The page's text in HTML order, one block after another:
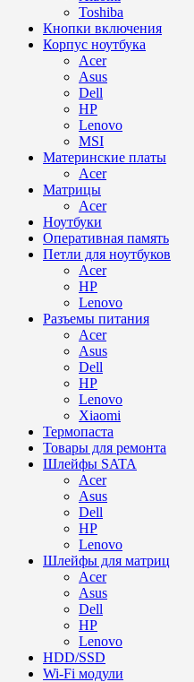
Toshiba
Кнопки включения
Корпус ноутбука
Acer
Asus
Dell
HP
Lenovo
MSI
Материнские платы
Acer
Матрицы
Acer
Ноутбуки
Оперативная память
Петли для ноутбуков
Acer
HP
Lenovo
Разъемы питания
Acer
Asus
Dell
HP
Lenovo
Xiaomi
Термопаста
Товары для ремонта
Шлейфы SATA
Acer
Asus
Dell
HP
Lenovo
Шлейфы для матриц
Acer
Asus
Dell
HP
Lenovo
HDD/SSD
Wi-Fi модули